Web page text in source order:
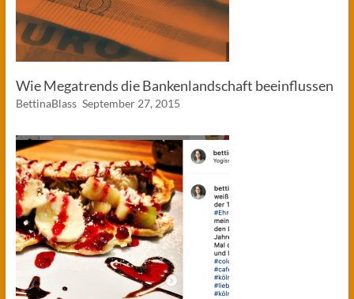
Wie Megatrends die Bankenlandschaft beeinflussen
BettinaBlass September 27, 2015